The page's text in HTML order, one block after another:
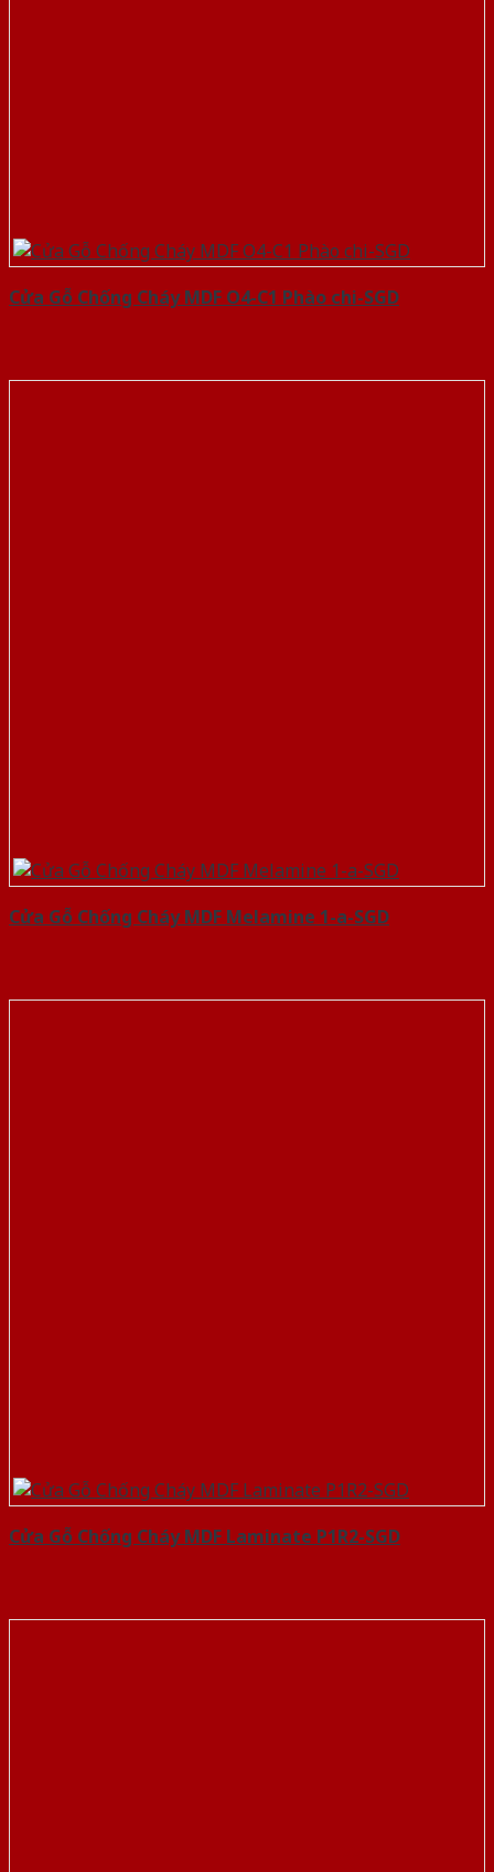
Cửa Gỗ Chống Cháy MDF O4-C1 Phào chi-SGD
Cửa Gỗ Chống Cháy MDF Melamine 1-a-SGD
Cửa Gỗ Chống Cháy MDF Laminate P1R2-SGD